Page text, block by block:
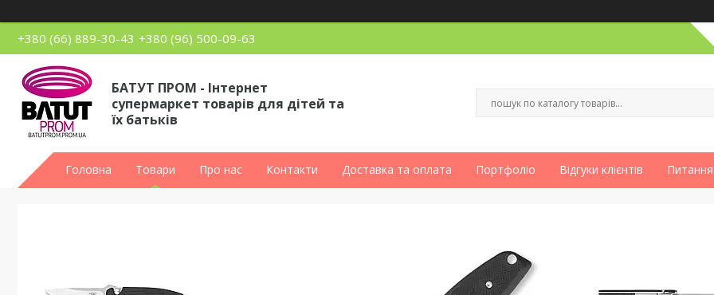
+380 (66) 889-30-43 +380 (96) 500-09-63
БАТУТ ПРОМ - Інтернет
супермаркет товарів для дітей та
їх батьків
Головна Товари Про нас Контакти Доставка та оплата Портфоліо Відгуки клієнтів Питання